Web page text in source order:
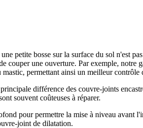
petite bosse sur la surface du sol n'est
une ouverture. Par exemple, notre
permettant ainsi un meilleur contrôle
différence des couvre-joints
souvent coûteuses à réparer.
pour permettre la mise à niveau avant
joint de dilatation.